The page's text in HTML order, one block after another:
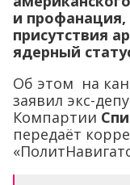
и профанация,
присутствия
ядерный
Об этом на
заявил экс-
Компартии
передаёт